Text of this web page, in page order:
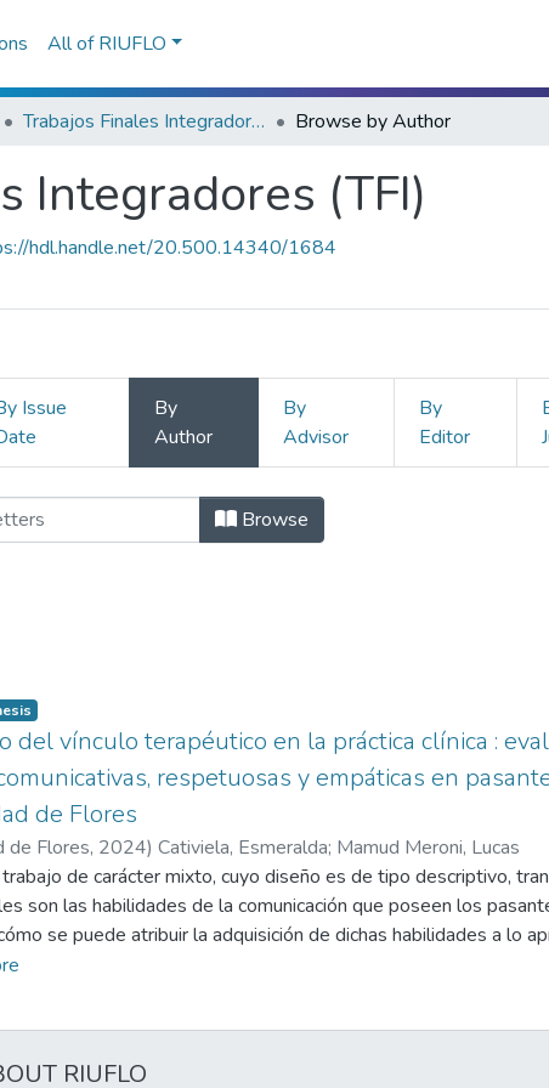
All of RIUFLO
Trabajos Finales Integradores (TFI) Browse by Author
Integradores (TFI)
hdl.handle.net/20.500.14340/1684
Issue
By
Author
By
Advisor
By
Editor
Integradores (TFI) by Author
Browse
del vínculo terapéutico en la práctica clínica :
respetuosas y empáticas en
de Flores
de Flores, 2024) Cativiela, Esmeralda; Mamud Meroni, Lucas
de carácter mixto, cuyo diseño es de tipo descriptivo,
son las habilidades de la comunicación que poseen los
se puede atribuir la adquisición de dichas habilidades a lo
utilizó como herramientas de medición la Escala sobre
otorgadas por la Universidad de Flores, sede Comahue. Los
RIUFLO